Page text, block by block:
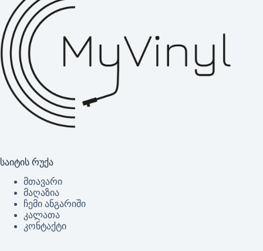
საიტის რუქა
მთავარი
მაღაზია
ჩემი ანგარიში
კალათა
კონტაქტი